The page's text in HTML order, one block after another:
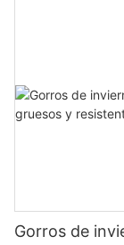
Gorros de